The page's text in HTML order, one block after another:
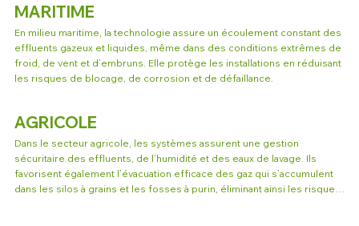
MARITIME
En milieu maritime, la technologie assure un écoulement constant des
effluents gazeux et liquides, même dans des conditions extrêmes de
froid, de vent et d’embruns. Elle protège les installations en réduisant
les risques de blocage, de corrosion et de défaillance.
AGRICOLE
Dans le secteur agricole, les systèmes assurent une gestion
sécuritaire des effluents, de l’humidité et des eaux de lavage. Ils
favorisent également l’évacuation efficace des gaz qui s’accumulent
dans les silos à grains et les fosses à purin, éliminant ainsi les risques